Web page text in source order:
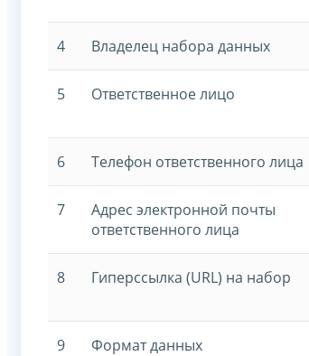
4 Владелец набора данных
5 Ответственное лицо
6 Телефон ответственного лица
7
Адрес электронной почты
ответственного лица
8 Гиперссылка (URL) на набор
9 Формат данных